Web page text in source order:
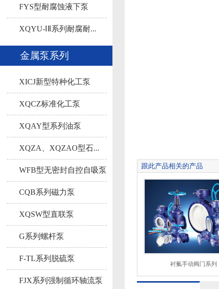
液...
FYS型耐腐蚀液下泵
XQYU-ⅠⅡ系列耐腐耐...
金属泵系列
XICJ新型特种化工泵
XQCZ标准化工泵
XQAY型系列油泵
XQZA、XQZAO型石...
WFB型无密封自控自吸泵
CQB系列磁力泵
XQSW型直联泵
G系列螺杆泵
F-TL系列脱硫泵
FJX系列强制循环轴流泵
跟此产品相关的产品
衬氟手动阀门系列